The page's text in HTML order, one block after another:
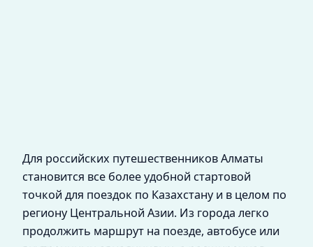
Для российских путешественников Алматы
становится все более удобной стартовой
точкой для поездок по Казахстану и в целом по
региону Центральной Азии. Из города легко
продолжить маршрут на поезде, автобусе или